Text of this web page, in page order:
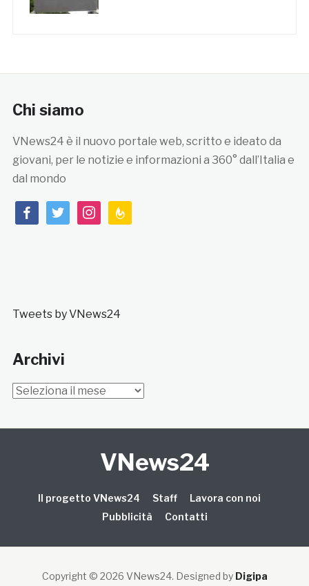
Chi siamo
VNews24 è il nuovo portale web, scritto e ideato da
giovani, per le notizie e informazioni a 360° dall’Italia e
dal mondo
facebooktwitterinstagramfeedburner
Tweets by VNews24
Archivi
Archivi
VNews24
Il progetto VNews24 Staff
Lavora con noi
Pubblicità
Contatti
Copyright © 2026 VNews24. Designed by Digipa